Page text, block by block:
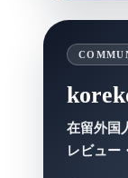
在留外国
レビュー